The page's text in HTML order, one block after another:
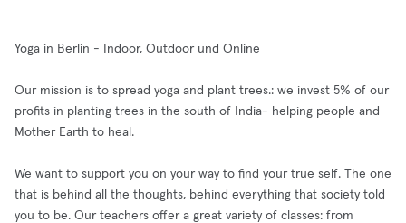
Yoga in Berlin - Indoor, Outdoor und Online
Our mission is to spread yoga and plant trees.: we invest 5% of our
profits in planting trees in the south of India- helping people and
Mother Earth to heal.
We want to support you on your way to find your true self. The one
that is behind all the thoughts, behind everything that society told
you to be. Our teachers offer a great variety of classes: from